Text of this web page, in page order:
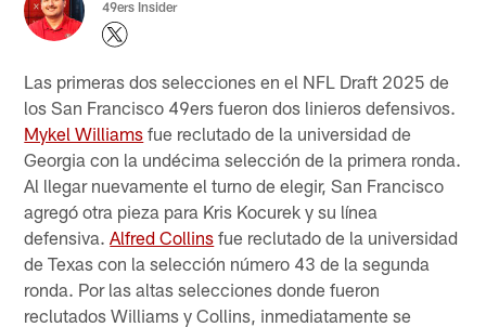
49ers Insider
Las primeras dos selecciones en el NFL Draft 2025 de
los San Francisco 49ers fueron dos linieros defensivos.
Mykel Williams fue reclutado de la universidad de
Georgia con la undécima selección de la primera ronda.
Al llegar nuevamente el turno de elegir, San Francisco
agregó otra pieza para Kris Kocurek y su línea
defensiva.Alfred Collins fue reclutado de la universidad
de Texas con la selección número 43 de la segunda
ronda. Por las altas selecciones donde fueron
reclutados Williams y Collins, inmediatamente se